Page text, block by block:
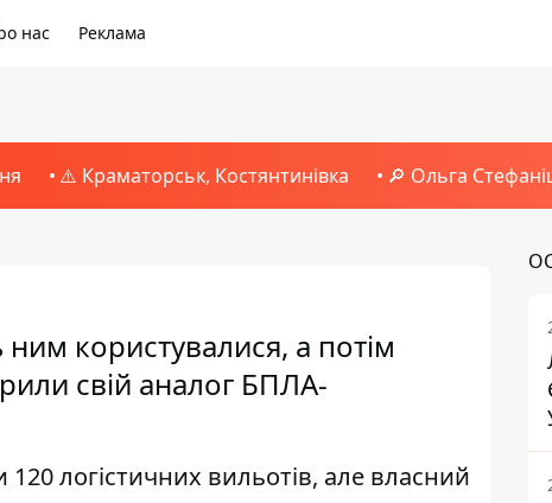
нас Реклама
⚠️ Краматорськ, Костянтинівка 🔎 Ольга
користувалися, а потім
свій аналог БПЛА-
логістичних вильотів, але власний